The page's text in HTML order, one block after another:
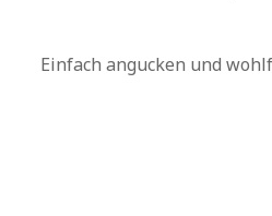
Einfach angucken und